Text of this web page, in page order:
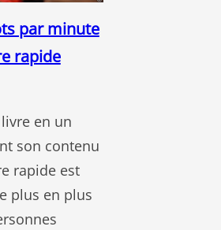
par minute
rapide
en un
son contenu
rapide est
plus en plus